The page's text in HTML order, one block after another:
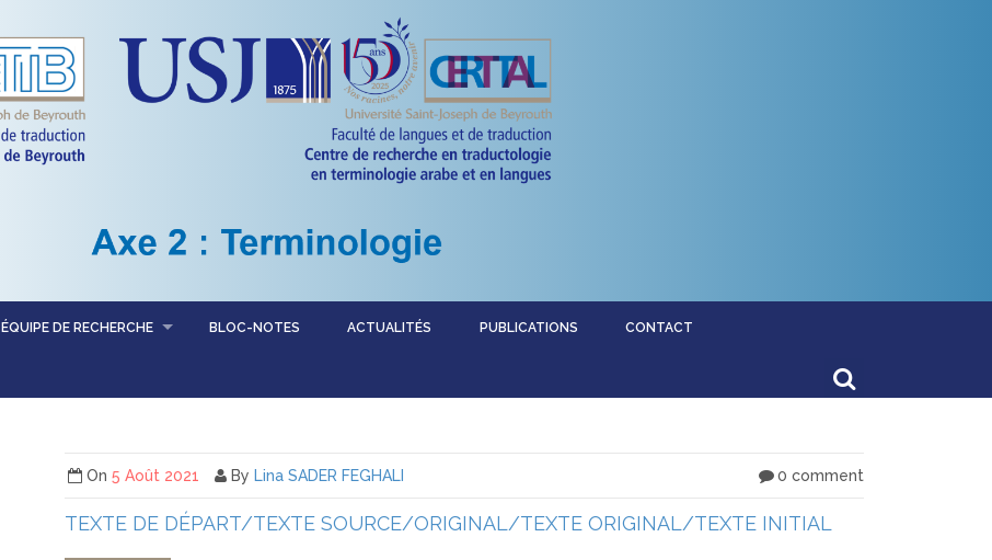
ÉQUIPE DE RECHERCHE BLOC-NOTES ACTUALITÉS PUBLICATIONS CONTACT
On 5 Août 2021 By Lina SADER FEGHALI 0 comment
TEXTE DE DÉPART/TEXTE SOURCE/ORIGINAL/TEXTE ORIGINAL/TEXTE INITIAL